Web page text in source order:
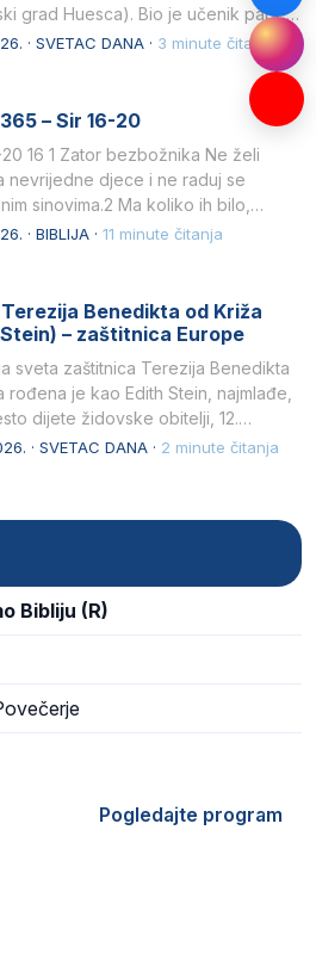
grad Huesca). Bio je učenik pape…
· SVETAC DANA · 3 minute čitanja
Biblija 365 – Sir 16-20
16 1 Zator bezbožnika Ne želi
nevrijedne djece i ne raduj se
sinovima.2 Ma koliko ih bilo,…
· BIBLIJA · 11 minute čitanja
Benedikta od Križa
– zaštitnica Europe
sveta zaštitnica Terezija Benedikta
rođena je kao Edith Stein, najmlađe,
dijete židovske obitelji, 12.
1891, u Wrocławu…
· SVETAC DANA · 2 minute čitanja
Bibliju (R)
Pogledajte program